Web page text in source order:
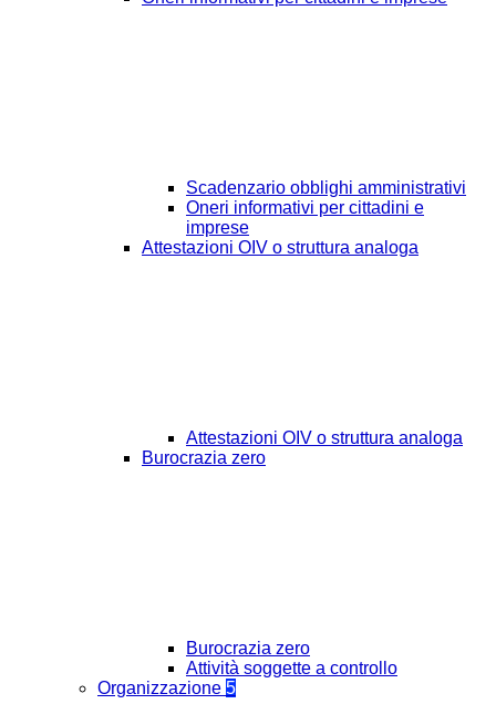
Scadenzario obblighi amministrativi
Oneri informativi per cittadini e
imprese
Attestazioni OIV o struttura analoga
Attestazioni OIV o struttura analoga
Burocrazia zero
Burocrazia zero
Attività soggette a controllo
Organizzazione 5